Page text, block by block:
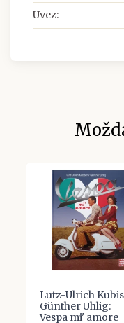
Uvez:
Lutz-Ulrich
Günther Uhlig:
Vespa mi' amore